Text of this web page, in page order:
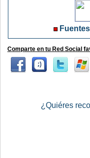
Comparte en tu Red Social
¿Quiéres